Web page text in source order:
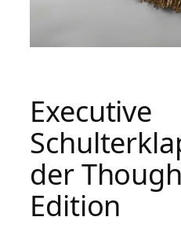
Executive
der
Edition